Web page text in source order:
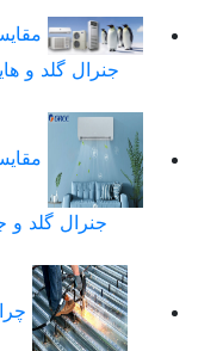
مقایسه
جنرال گلد و
مقایسه
جنرال گلد و
چرا